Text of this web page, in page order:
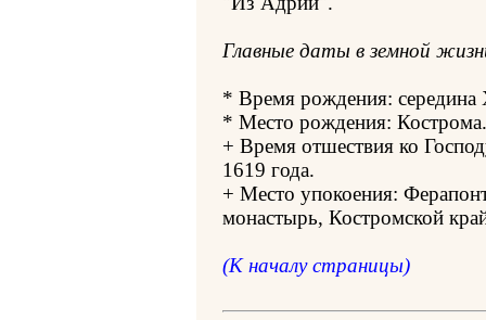
Главные даты в земной
* Время рождения: середина
* Место рождения: Кострома.
+ Время отшествия ко
1619 года.
+ Место упокоения:
монастырь, Костромской
(К началу страницы)